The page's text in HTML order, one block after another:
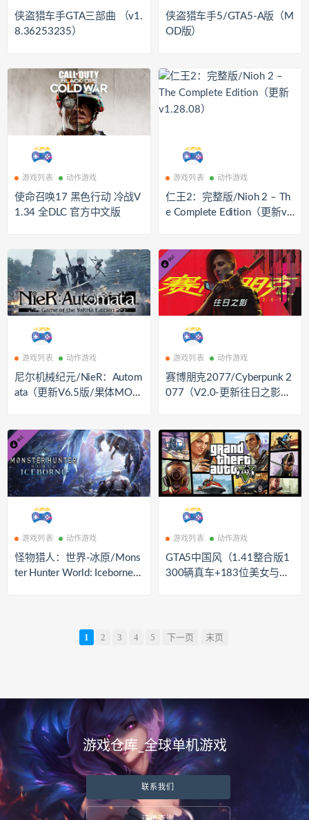
侠盗猎车手GTA三部曲 （v1.
8.36253235）
侠盗猎车手5/GTA5-A版（M
OD版）
游戏列表 动作游戏
使命召唤17 黑色行动 冷战V
1.34 全DLC 官方中文版
游戏列表 动作游戏
仁王2：完整版/Nioh 2 – Th
e Complete Edition（更新v
游戏列表 动作游戏
尼尔机械纪元/NieR：Autom
ata（更新V6.5版/果体MO
游戏列表 动作游戏
赛博朋克2077/Cyberpunk 2
077（V2.0-更新往日之影DL
游戏列表 动作游戏
怪物猎人：世界-冰原/Mons
ter Hunter World: Iceborne
游戏列表 动作游戏
GTA5中国风（1.41整合版1
300辆真车+183位美女与英
1 2 3 4 5 下一页 末页
游戏仓库_全球单机游戏
联系我们